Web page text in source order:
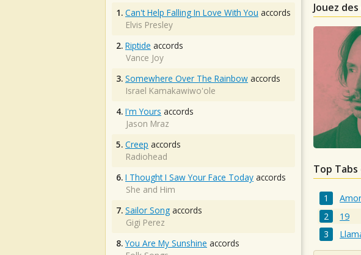
Jouez
Top
19
1. Can't Help Falling In Love With You accords
Elvis Presley
2. Riptide accords
Vance Joy
3. Somewhere Over The Rainbow accords
Israel Kamakawiwo'ole
4. I'm Yours accords
Jason Mraz
5. Creep accords
Radiohead
6. I Thought I Saw Your Face Today accords
She and Him
7. Sailor Song accords
Gigi Perez
8. You Are My Sunshine accords